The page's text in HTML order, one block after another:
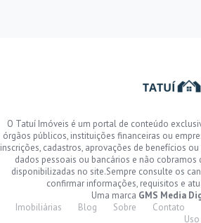
O Tatuí Imóveis é um portal de conteúdo
órgãos públicos, instituições financeiras ou
inscrições, cadastros, aprovações de benefícios
dados pessoais ou bancários e não
disponibilizadas no site.Sempre consulte os
confirmar informações, requisitos e
Uma marca GMS Media
Imobiliárias
Blog Sobre Contato
Uso